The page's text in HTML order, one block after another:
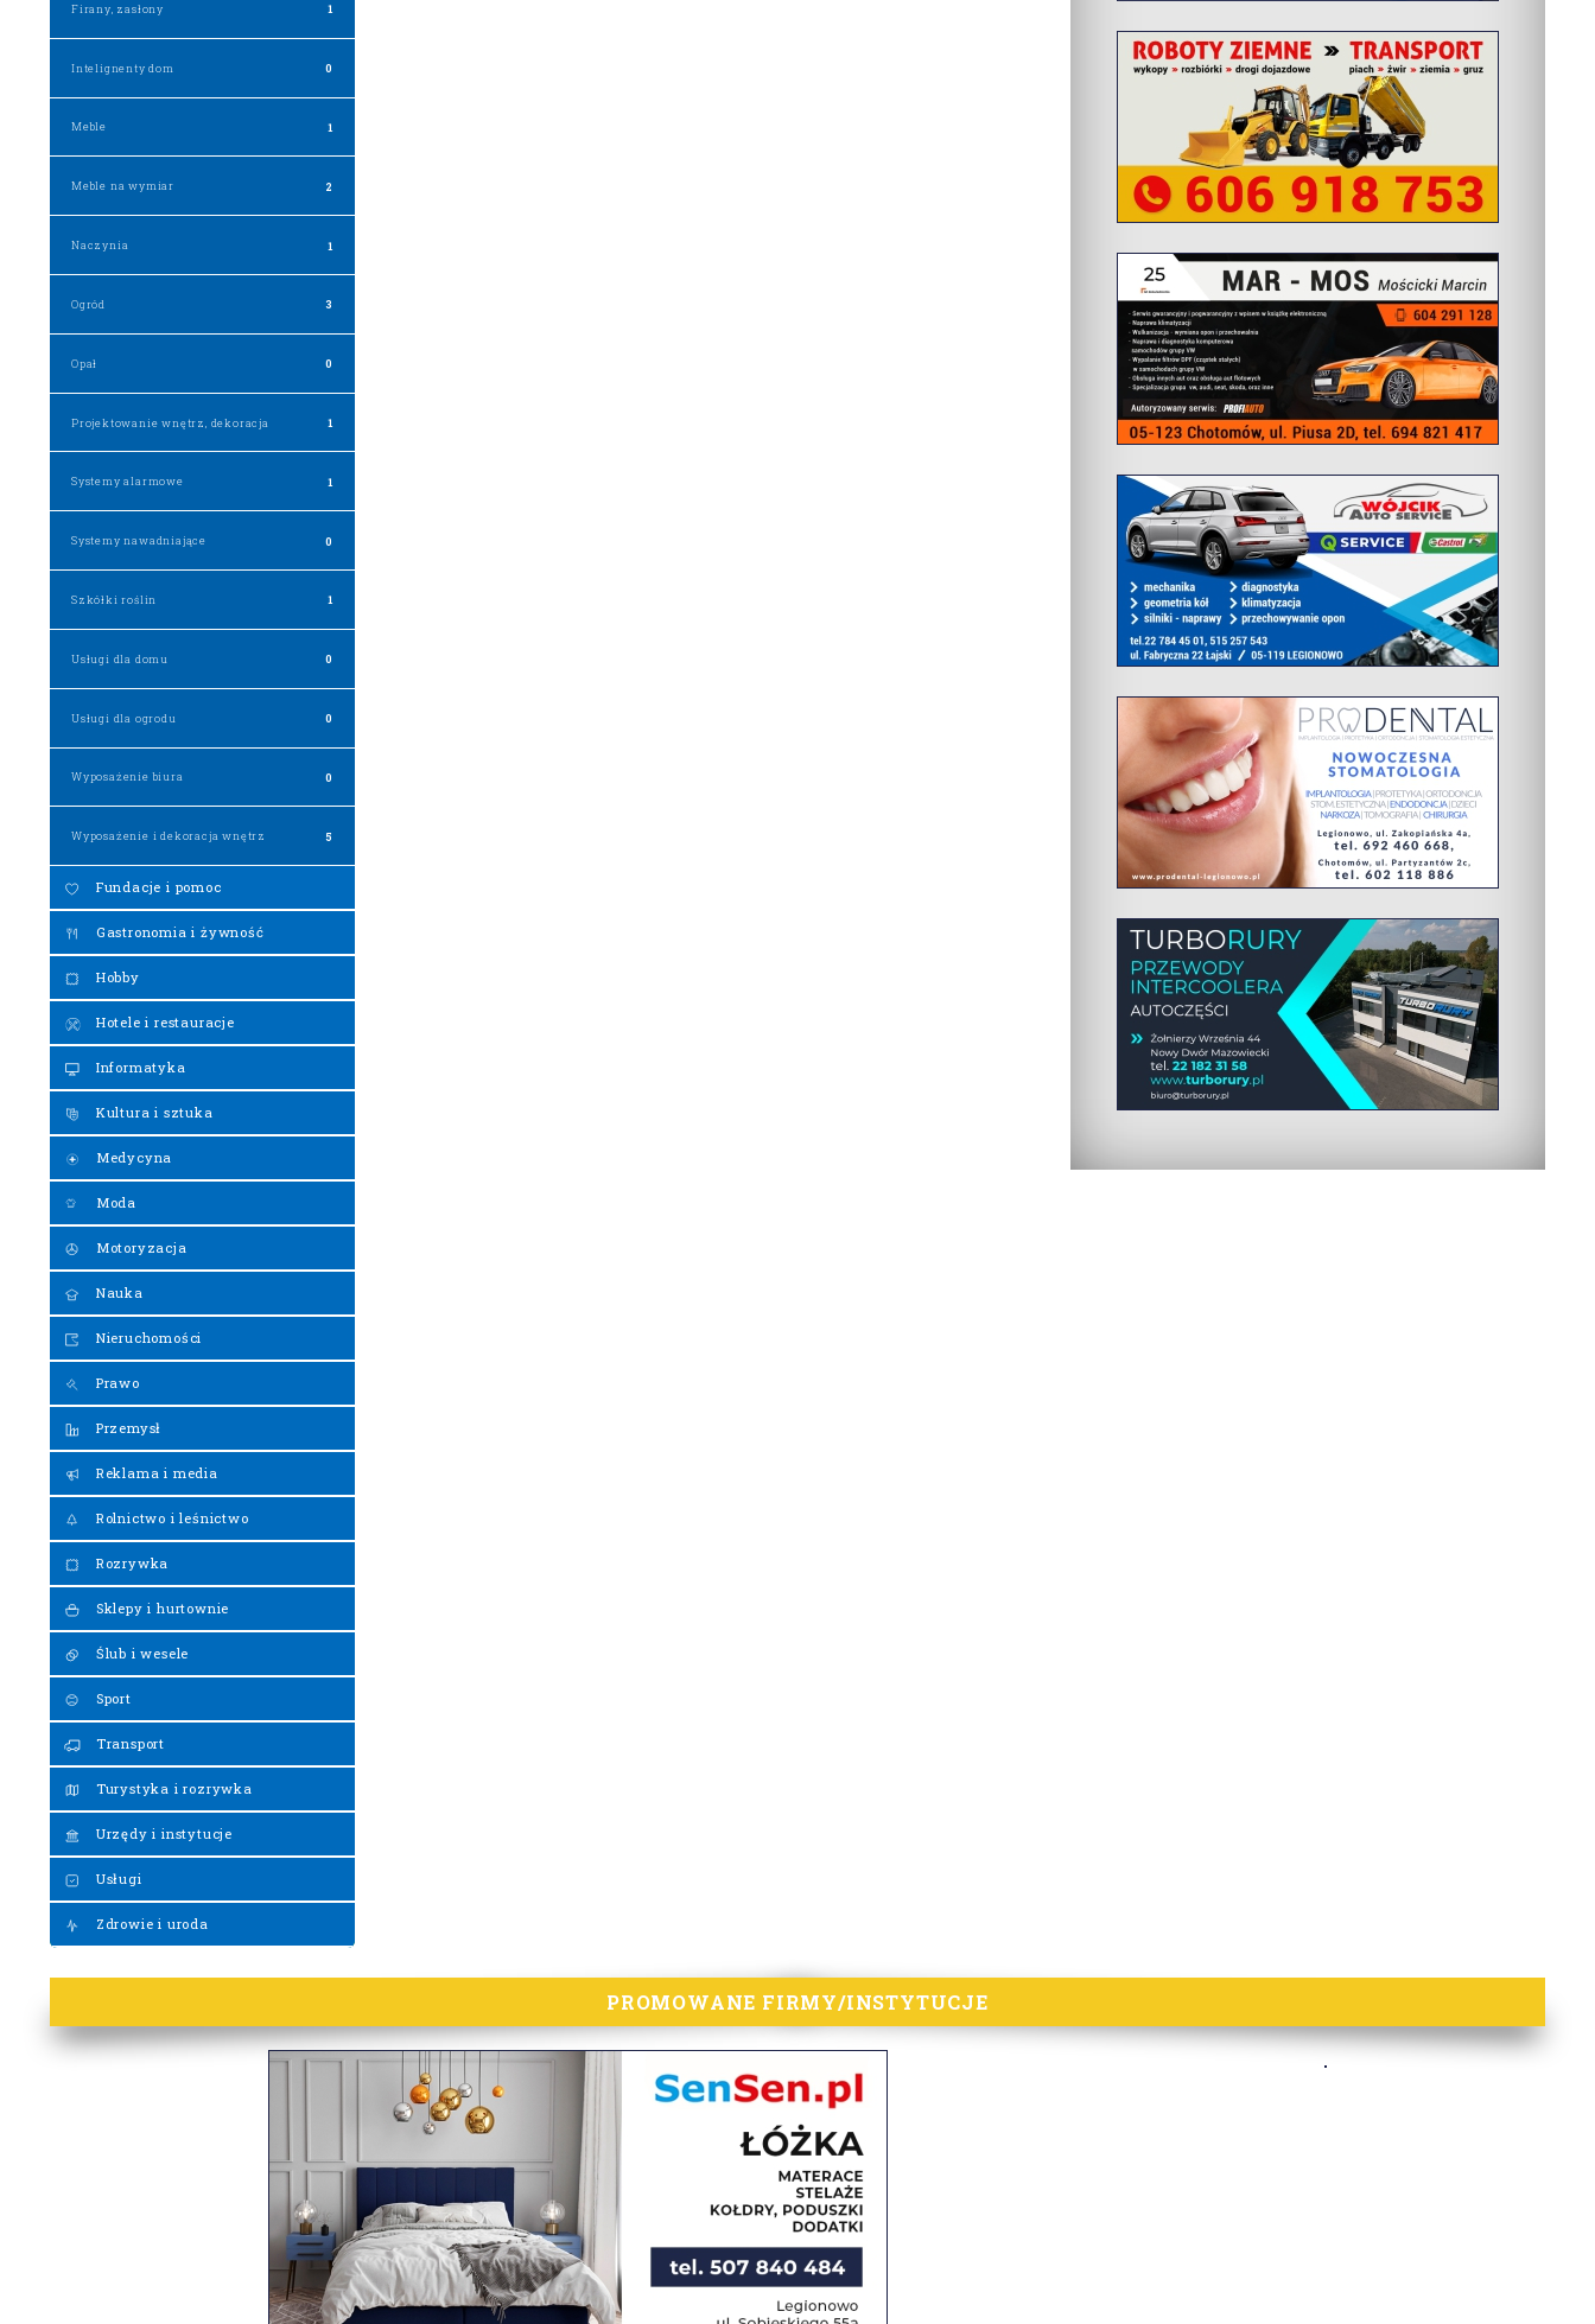
Firany, zasłony 1
Intelignenty dom 0
Meble 1
Meble na wymiar 2
Naczynia 1
Ogród 3
Opał 0
Projektowanie wnętrz, dekoracja 1
Systemy alarmowe 1
Systemy nawadniające 0
Szkółki roślin 1
Usługi dla domu 0
Usługi dla ogrodu 0
Wyposażenie biura 0
Wyposażenie i dekoracja wnętrz 5
Fundacje i pomoc
Gastronomia i żywność
Hobby
Hotele i restauracje
Informatyka
Kultura i sztuka
Medycyna
Moda
Motoryzacja
Nauka
Nieruchomości
Prawo
Przemysł
Reklama i media
Rolnictwo i leśnictwo
Rozrywka
Sklepy i hurtownie
Ślub i wesele
Sport
Transport
Turystyka i rozrywka
Urzędy i instytucje
Usługi
Zdrowie i uroda
PROMOWANE FIRMY/INSTYTUCJE